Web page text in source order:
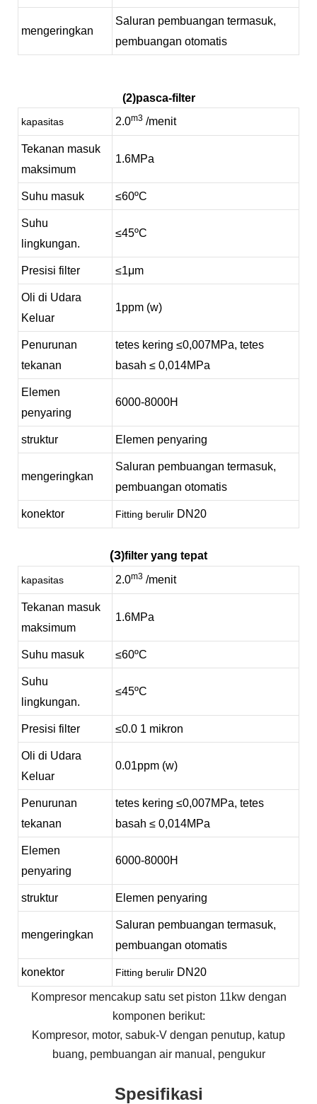
mengeringkan
Saluran pembuangan termasuk,
pembuangan otomatis
(2)pasca-filter
kapasitas 2.0m3 /menit
Tekanan masuk
maksimum
1.6MPa
Suhu masuk ≤60ºC
Suhu
lingkungan.
≤45ºC
Presisi filter ≤1μm
Oli di Udara
Keluar
1ppm (w)
Penurunan
tekanan
tetes kering ≤0,007MPa, tetes
basah ≤ 0,014MPa
Elemen
penyaring
6000-8000H
struktur Elemen penyaring
mengeringkan
Saluran pembuangan termasuk,
pembuangan otomatis
konektor Fitting berulir DN20
(3)filter yang tepat
kapasitas 2.0m3 /menit
Tekanan masuk
maksimum
1.6MPa
Suhu masuk ≤60ºC
Suhu
lingkungan.
≤45ºC
Presisi filter ≤0.0 1 mikron
Oli di Udara
Keluar
0.01ppm (w)
Penurunan
tekanan
tetes kering ≤0,007MPa, tetes
basah ≤ 0,014MPa
Elemen
penyaring
6000-8000H
struktur Elemen penyaring
mengeringkan
Saluran pembuangan termasuk,
pembuangan otomatis
konektor Fitting berulir DN20
Kompresor mencakup satu set piston 11kw dengan
komponen berikut:
Kompresor, motor, sabuk-V dengan penutup, katup
buang, pembuangan air manual, pengukur
Spesifikasi